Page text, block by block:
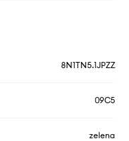
8N1TN5.1JPZZ
09C5
zelena